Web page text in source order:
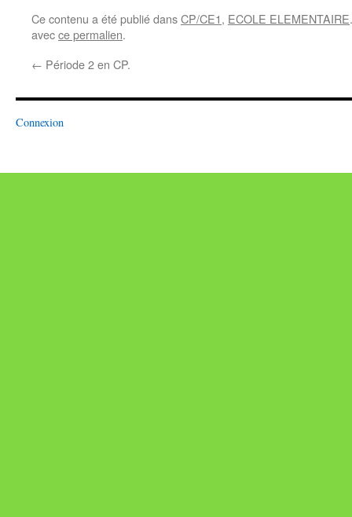
Ce contenu a été publié dansCP/CE1, ECOLE ELEMENTAIRE
avecce permalien.
← Période 2 en CP.
Connexion